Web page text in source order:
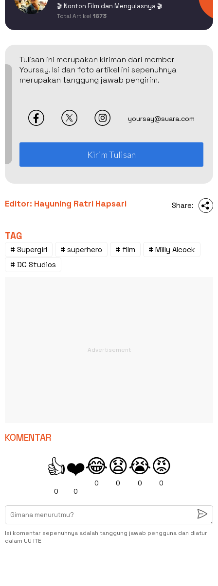
🎬 Nonton Film dan Mengulasnya 🎬
Total Artikel 1673
Tulisan ini merupakan kiriman dari member
Yoursay. Isi dan foto artikel ini sepenuhnya
merupakan tanggung jawab pengirim.
yoursay@suara.com
Kirim Tulisan
Editor: Hayuning Ratri Hapsari Share:
TAG
# Supergirl # superhero # film
# Milly Alcock
# DC Studios
KOMENTAR
👍
0
❤️
0
😂
0
😧
0
😭
0
😡
0
Isi komentar sepenuhnya adalah tanggung jawab pengguna dan diatur
dalam UU ITE